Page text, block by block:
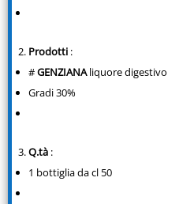
Prodotti :
#GENZIANAliquore digestivo
Gradi 30%
Q.tà :
1 bottiglia da cl 50